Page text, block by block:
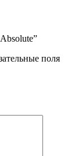
поля